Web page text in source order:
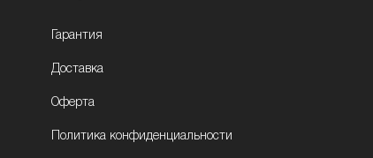
Гарантия
Доставка
Оферта
Политика конфиденциальности